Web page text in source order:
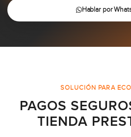
Hablar por
SOLUCIÓN PARA
PAGOS
TIENDA